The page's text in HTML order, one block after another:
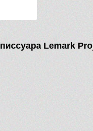
Lemark